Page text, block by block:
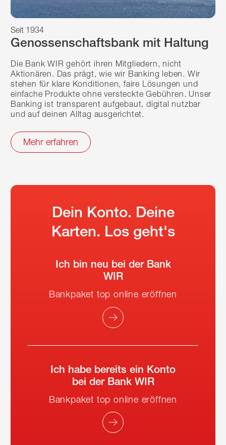
Genossenschaftsbank mit Haltung
Seit 1934
Die Bank WIR gehört ihren Mitgliedern, nicht
Aktionären. Das prägt, wie wir Banking leben. Wir
stehen für klare Konditionen, faire Lösungen und
einfache Produkte ohne versteckte Gebühren. Unser
Banking ist transparent aufgebaut, digital nutzbar
und auf deinen Alltag ausgerichtet.
Mehr erfahren
Dein Konto. Deine
Karten. Los geht's
Ich bin neu bei der Bank
WIR
Bankpaket top online eröffnen
Ich habe bereits ein Konto
bei der Bank WIR
Bankpaket top online eröffnen